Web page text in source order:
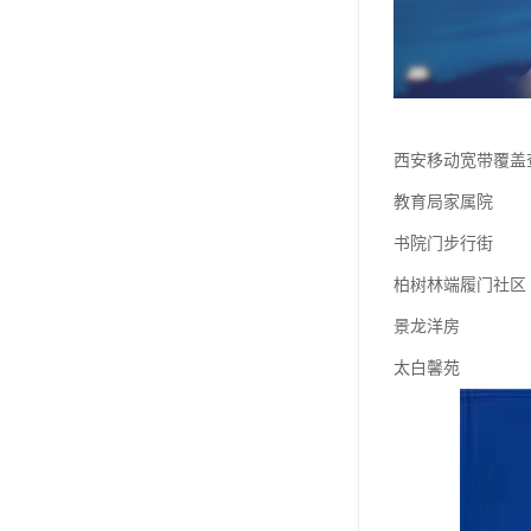
西安移动宽带覆盖
教育局家属院
书院门步行街
柏树林端履门社区
景龙洋房
太白馨苑